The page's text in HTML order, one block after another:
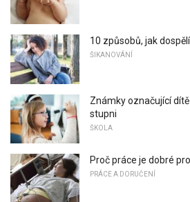
10 způsobů, jak
ŠIKANOVÁNÍ
Známky označující
stupni
ŠKOLA
Proč práce je dobré
PRÁCE A DORUČENÍ